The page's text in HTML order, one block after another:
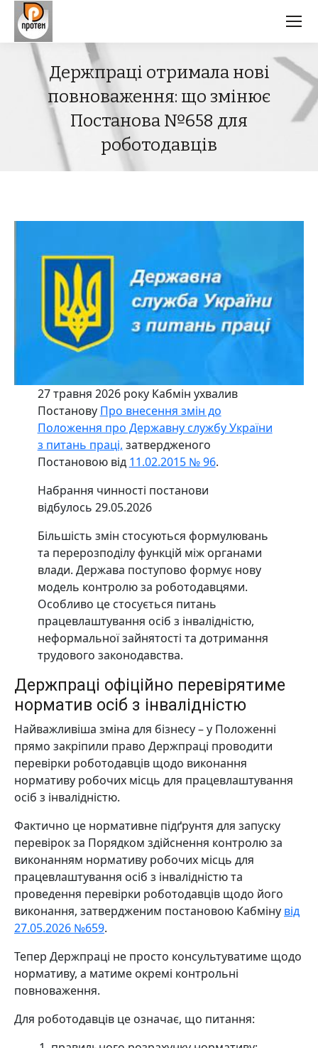
Держпраці отримала нові
повноваження: що змінює
Постанова №658 для
роботодавців
27 травня 2026 року Кабмін ухвалив
Постанову Про внесення змін до
Положення про Державну службу України
з питань праці, затвердженого
Постановою від 11.02.2015 № 96.
Набрання чинності постанови
відбулось 29.05.2026
Більшість змін стосуються формулювань
та перерозподілу функцій між органами
влади. Держава поступово формує нову
модель контролю за роботодавцями.
Особливо це стосується питань
працевлаштування осіб з інвалідністю,
неформальної зайнятості та дотримання
трудового законодавства.
Держпраці офіційно перевірятиме
норматив осіб з інвалідністю
Найважливіша зміна для бізнесу – у Положенні
прямо закріпили право Держпраці проводити
перевірки роботодавців щодо виконання
нормативу робочих місць для працевлаштування
осіб з інвалідністю.
Фактично це нормативне підґрунтя для запуску
перевірок за Порядком здійснення контролю за
виконанням нормативу робочих місць для
працевлаштування осіб з інвалідністю та
проведення перевірки роботодавців щодо його
виконання, затвердженим постановою Кабміну від
27.05.2026 №659.
Тепер Держпраці не просто консультуватиме щодо
нормативу, а матиме окремі контрольні
повноваження.
Для роботодавців це означає, що питання: